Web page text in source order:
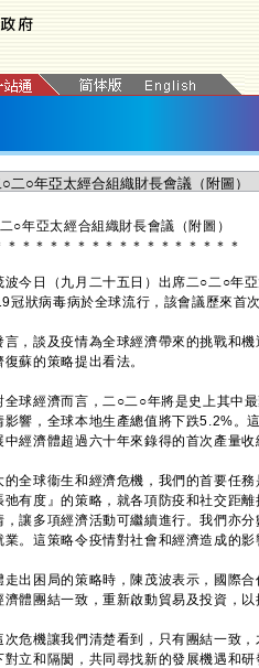
○年亞太經合組織財長會議（附圖）
＊ ＊ ＊ ＊ ＊ ＊ ＊ ＊ ＊ ＊ ＊ ＊ ＊ ＊ ＊ ＊ ＊
日（九月二十五日）出席二○二○年亞
冠狀病毒病於全球流行，該會議歷來首
談及疫情為全球經濟帶來的挑戰和機
蘇的策略提出看法。
經濟而言，二○二○年將是史上其中最
影響，全球本地生產總值將下跌5.2%。
經濟體超過六十年來錄得的首次產量收
球衞生和經濟危機，我們的首要任務
弛有度』的策略，就各項防疫和社交距
讓多項經濟活動可繼續進行。我們亦
。這策略令疫情對社會和經濟造成的影
困局的策略時，陳茂波表示，國際合
體團結一致，重新啟動貿易及投資，以
機讓我們清楚看到，只有團結一致，
立和隔閡，共同尋找新的發展機遇和